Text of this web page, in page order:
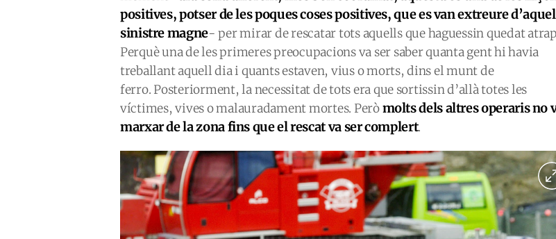
positives, potser de les poques coses positives, que es van extreure
sinistre magne- per mirar de rescatar tots aquells que haguessin quedat
Perquè una de les primeres preocupacions va ser saber quanta gent hi havia
treballant aquell dia i quants estaven, vius o morts, dins el munt de
ferro. Posteriorment, la necessitat de tots era que sortissin d’allà totes les
víctimes, vives o malauradament mortes. Peròmolts dels altres operaris no
marxar de la zona fins que el rescat va ser complert.